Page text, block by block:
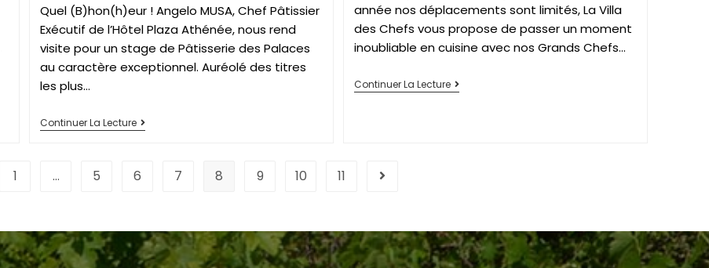
Quel (B)hon(h)eur ! Angelo MUSA, Chef Pâtissier
Exécutif de l’Hôtel Plaza Athénée, nous rend
visite pour un stage de Pâtisserie des Palaces
au caractère exceptionnel. Auréolé des titres
les plus…
Continuer La Lecture
année nos déplacements sont limités, La Villa
des Chefs vous propose de passer un moment
inoubliable en cuisine avec nos Grands Chefs…
Continuer La Lecture
1 … 5 6 7 8 9 10 11